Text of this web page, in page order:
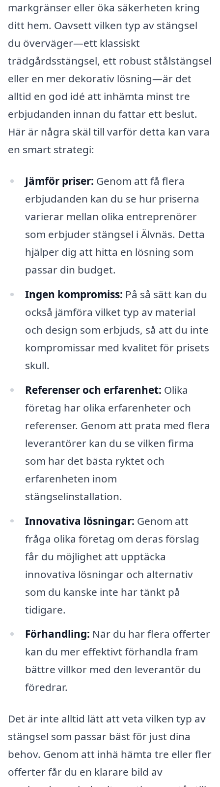
markgränser eller öka säkerheten kring
ditt hem. Oavsett vilken typ av stängsel
du överväger—ett klassiskt
trädgårdsstängsel, ett robust stålstängsel
eller en mer dekorativ lösning—är det
alltid en god idé att inhämta minst tre
erbjudanden innan du fattar ett beslut.
Här är några skäl till varför detta kan vara
en smart strategi:
Jämför priser: Genom att få flera
erbjudanden kan du se hur priserna
varierar mellan olika entreprenörer
som erbjuder stängsel i Älvnäs. Detta
hjälper dig att hitta en lösning som
passar din budget.
Ingen kompromiss: På så sätt kan du
också jämföra vilket typ av material
och design som erbjuds, så att du inte
kompromissar med kvalitet för prisets
skull.
Referenser och erfarenhet: Olika
företag har olika erfarenheter och
referenser. Genom att prata med flera
leverantörer kan du se vilken firma
som har det bästa ryktet och
erfarenheten inom
stängselinstallation.
Innovativa lösningar: Genom att
fråga olika företag om deras förslag
får du möjlighet att upptäcka
innovativa lösningar och alternativ
som du kanske inte har tänkt på
tidigare.
Förhandling: När du har flera offerter
kan du mer effektivt förhandla fram
bättre villkor med den leverantör du
föredrar.
Det är inte alltid lätt att veta vilken typ av
stängsel som passar bäst för just dina
behov. Genom att inhä hämta tre eller fler
offerter får du en klarare bild av